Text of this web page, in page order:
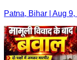
Patna, Bihar | Aug